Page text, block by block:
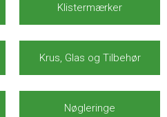
Klistermærker
Krus, Glas og Tilbehør
Nøgleringe